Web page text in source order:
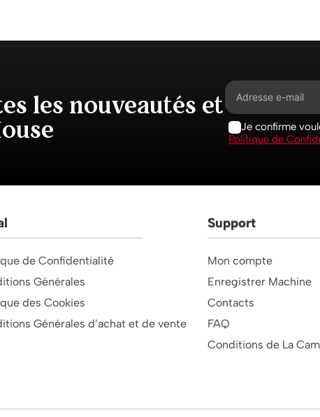
les nouveautés et
Je confirme
Politique de
de Confidentialité
Générales
des Cookies
Générales d’achat et de vente
Support
Mon compte
Enregistrer Machine
Contacts
FAQ
Conditions de La